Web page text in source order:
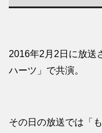
2016年2月2日に放送
ハーツ」で共演。
その日の放送では「